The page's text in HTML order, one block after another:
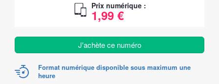
Prix numérique :
1,99 €
J'achète ce numéro
Format numérique disponible sous maximum une
heure